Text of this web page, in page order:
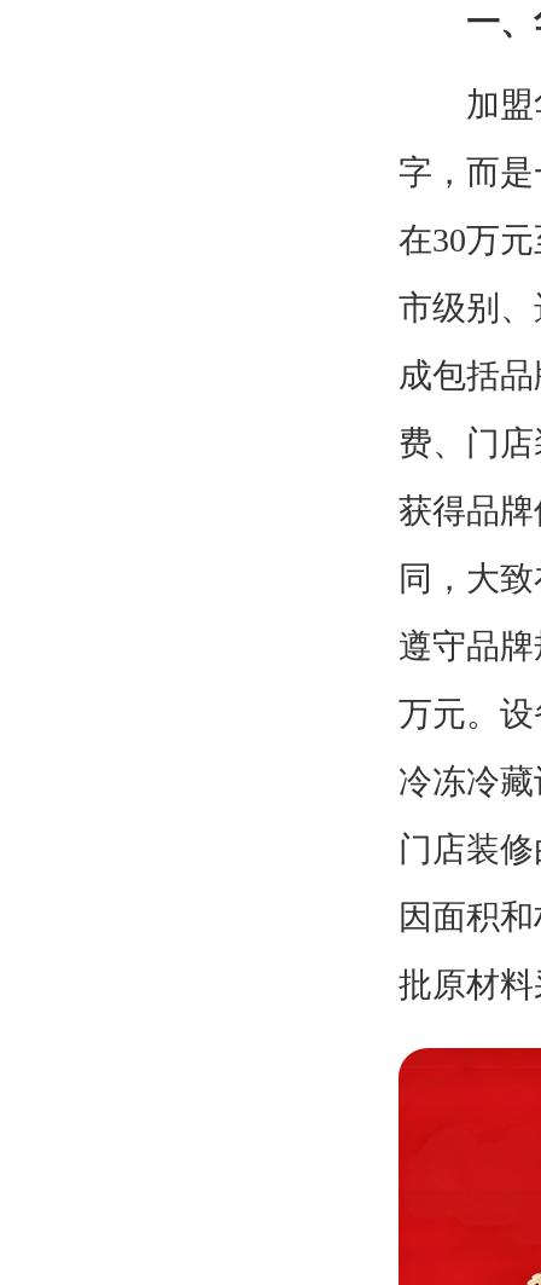
一
加盟华
字，而
在30万
市级别
成包括
费、门
获得品
同，大
遵守品
万元。
冷冻冷
门店装
因面积
批原材